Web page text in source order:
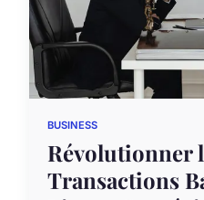
BUSINESS
Révolutionner
Transactions